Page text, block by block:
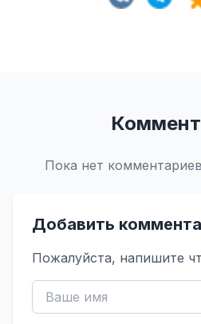
Пока нет
Добавить
Пожалуйста, напишите